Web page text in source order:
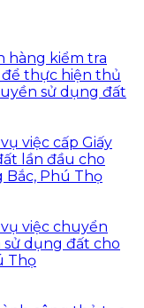
hàng kiểm tra
để thực hiện thủ
sử dụng đất
việc cấp Giấy
lần đầu cho
Bắc, Phú Thọ
việc chuyển
dụng đất cho
Thọ